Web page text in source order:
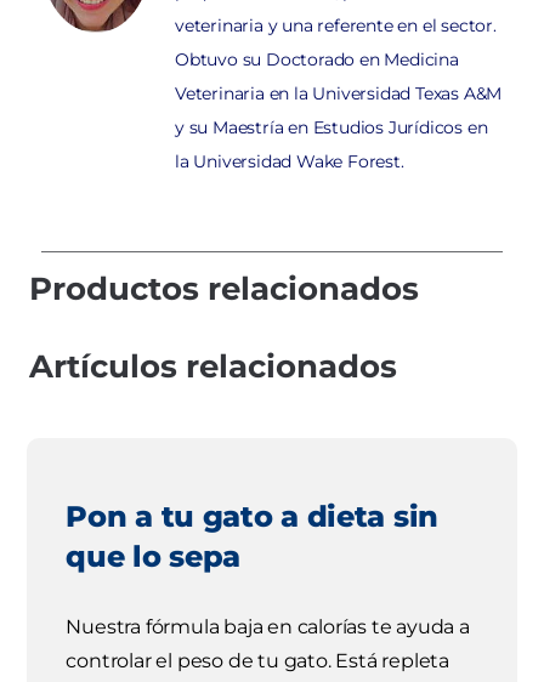
veterinaria y una referente en el sector.
Obtuvo su Doctorado en Medicina
Veterinaria en la Universidad Texas A&M
y su Maestría en Estudios Jurídicos en
la Universidad Wake Forest.
Productos relacionados
Artículos relacionados
Pon a tu gato a dieta sin
que lo sepa
Nuestra fórmula baja en calorías te ayuda a
controlar el peso de tu gato. Está repleta